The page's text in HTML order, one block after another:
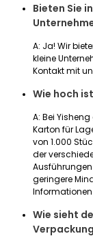
Bieten Sie
A: Ja! Wir
kleine
Kontakt mit
Wie hoch
A: Bei
Karton für
von 1.000
der
geringere
Informationen
Wie sieht